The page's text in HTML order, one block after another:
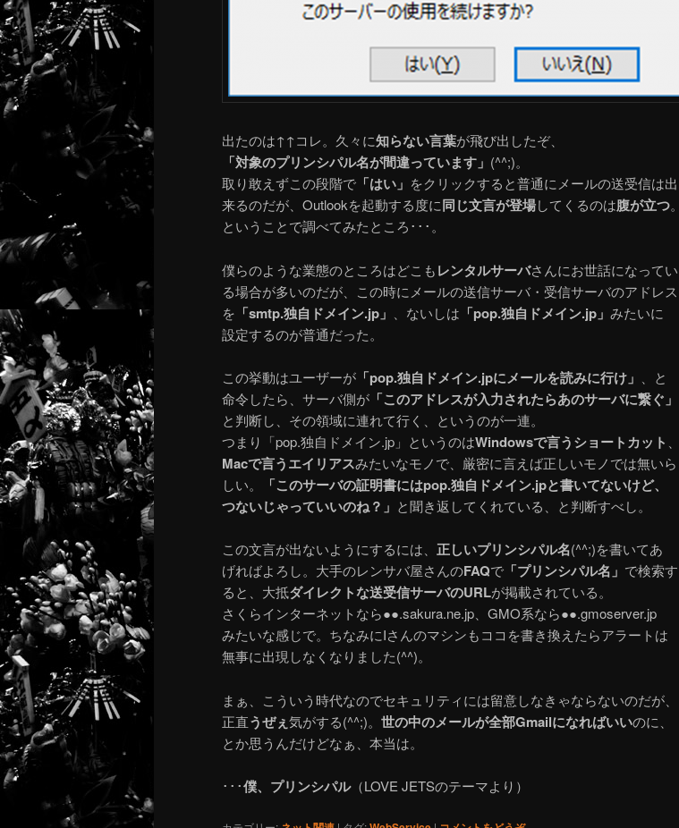
出たのは↑↑コレ。久々に知らない言葉が飛び出したぞ、
「対象のプリンシパル名が間違っています」 (^^;)。
取り敢えずこの段階で 「はい」 をクリックすると普通にメールの送受信は出
来るのだが、Outlookを起動する度に同じ文言が登場してくるのは腹が立つ。
ということで調べてみたところ･･･。
僕らのような業態のところはどこもレンタルサーバさんにお世話になってい
る場合が多いのだが、この時にメールの送信サーバ・受信サーバのアドレス
を 「smtp.独自ドメイン.jp」 、ないしは 「pop.独自ドメイン.jp」 みたいに
設定するのが普通だった。
この挙動はユーザーが 「pop.独自ドメイン.jpにメールを読みに行け」
、と
命令したら、サーバ側が 「このアドレスが入力されたらあのサーバに繋ぐ」
と判断し、その領域に連れて行く、というのが一連。
つまり「pop.独自ドメイン.jp」というのはWindowsで言うショートカット
Macで言うエイリアスみたいなモノで、厳密に言えば正しいモノでは無いら
しい。
「このサーバの証明書にはpop.独自ドメイン.jpと書いてないけど、
つないじゃっていいのね？」 と聞き返してくれている、と判断すべし。
この文言が出ないようにするには、 正しいプリンシパル名(^^;)を書いてあ
げればよろし。大手のレンサバ屋さんのFAQで 「プリンシパル名」 で検索す
ると、大抵ダイレクトな送受信サーバのURLが掲載されている。
さくらインターネットなら●●.sakura.ne.jp、GMO系なら●●.gmoserver.jp
みたいな感じで。ちなみにIさんのマシンもココを書き換えたらアラートは
無事に出現しなくなりました(^^)。
まぁ、こういう時代なのでセキュリティには留意しなきゃならないのだが、
正直うぜぇ気がする(^^;)。 世の中のメールが全部Gmailになればいいのに、
とか思うんだけどなぁ、本当は。
･･･僕、プリンシパル（LOVE JETSのテーマより）